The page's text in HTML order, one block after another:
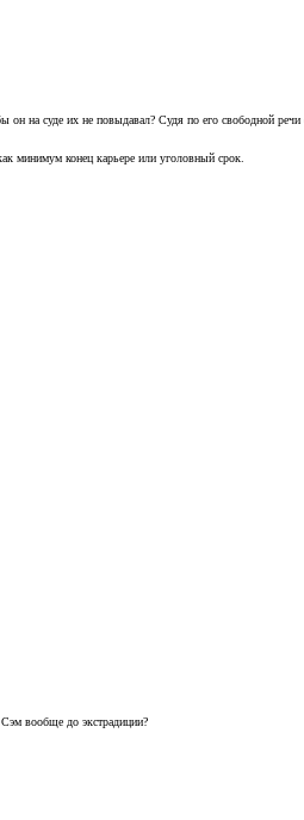
на суде их не повыдавал? Судя по его свободной речи
минимум конец карьере или уголовный срок.
вообще до экстрадиции?